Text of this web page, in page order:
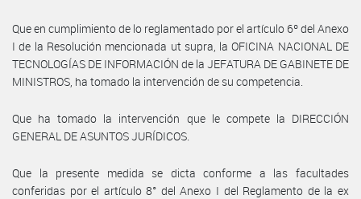
Que en cumplimiento de lo reglamentado por el artículo 6º del Anexo
I de la Resolución mencionada ut supra, la OFICINA NACIONAL DE
TECNOLOGÍAS DE INFORMACIÓN de la JEFATURA DE GABINETE DE
MINISTROS, ha tomado la intervención de su competencia.
Que ha tomado la intervención que le compete la DIRECCIÓN
GENERAL DE ASUNTOS JURÍDICOS.
Que la presente medida se dicta conforme a las facultades
conferidas por el artículo 8° del Anexo I del Reglamento de la ex